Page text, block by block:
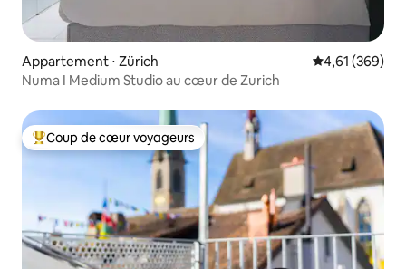
Appartement ⋅ Zürich Évaluation
4,61 (369)
Numa I Medium Studio au cœur de Zurich
Coups de cœur voyageurs les plus appréciés
Coup de cœur voyageurs